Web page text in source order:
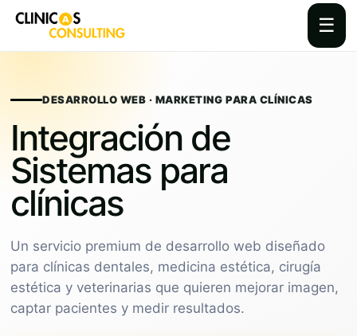
☰
contentDESARROLLO WEB · MARKETING PARA CLÍNICAS
Integración de
Sistemas para
clínicas
Un servicio premium de desarrollo web diseñado
para clínicas dentales, medicina estética, cirugía
estética y veterinarias que quieren mejorar imagen,
captar pacientes y medir resultados.